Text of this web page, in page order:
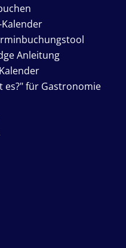
Anleitung
es?" für Gastronomie